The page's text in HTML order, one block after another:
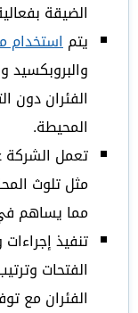
الضيقة
يتماستخدام
والبروبكسيد
الفئران دون
المحيطة.
تعمل الشركة
مثل تلوث
مما يساهم في
تنفيذ
الفتحات
الفئران مع